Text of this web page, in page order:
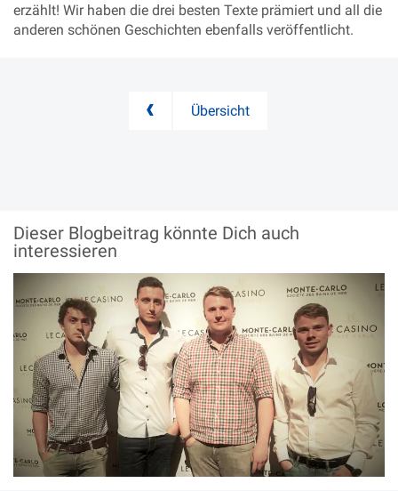
erzählt! Wir haben die drei besten Texte prämiert und all die
anderen schönen Geschichten ebenfalls veröffentlicht.
Übersicht
Dieser Blogbeitrag könnte Dich auch
interessieren